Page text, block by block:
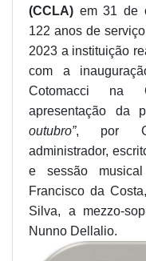
(CCLA) em 31 de
122 anos de
2023 a instituição
com a
Cotomacci na
apresentação da
outubro”, por
administrador,
e sessão
Francisco da
Silva, a mezzo-
Nunno Dellalio.